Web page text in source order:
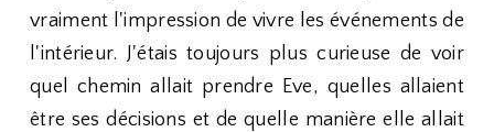
vraiment l'impression de vivre les événements de
l'intérieur. J'étais toujours plus curieuse de voir
quel chemin allait prendre Eve, quelles allaient
être ses décisions et de quelle manière elle allait